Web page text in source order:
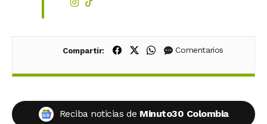
Compartir: Compartir en Facebook
Compartir en X (Twitter)
Compartir en WhatsApp
Comentarios
Reciba noticias de Minuto30 Colombia